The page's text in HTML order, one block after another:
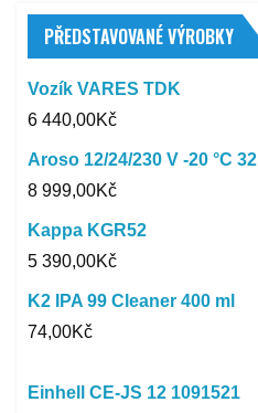
PŘEDSTAVOVANÉ VÝROBKY
Vozík VARES TDK
6 440,00Kč
Aroso 12/24/230 V -20 °C 32 l
8 999,00Kč
Kappa KGR52
5 390,00Kč
K2 IPA 99 Cleaner 400 ml
74,00Kč
Einhell CE-JS 12 1091521